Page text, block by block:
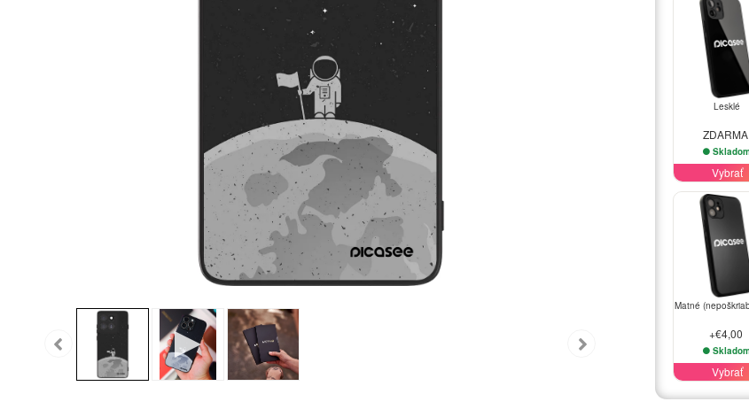
Lesklé
ZDARMA
Vybrať
Matné
+€4,00
Vybrať